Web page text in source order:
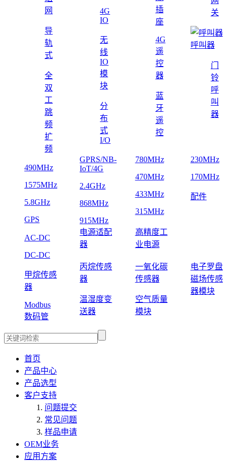
网
导
轨
式
全
双
工
跳
频
扩
频
4G
IO
无
线
IO
模
块
分
布
式
I/O
插
座
4G
遥
控
器
蓝
牙
遥
控
关
呼叫器
门
铃
呼
叫
器
490MHz
1575MHz
5.8GHz
GPS
GPRS/NB-
IoT/4G
2.4GHz
868MHz
915MHz
780MHz
470MHz
433MHz
315MHz
230MHz
170MHz
配件
AC-DC
DC-DC
电源适配
器
高精度工
业电源
甲烷传感
器
Modbus
数码管
丙烷传感
器
温湿度变
送器
一氧化碳
传感器
空气质量
模块
电子罗盘
磁场传感
器模块
首页
产品中心
产品选型
客户支持
问题提交
常见问题
样品申请
OEM业务
应用方案